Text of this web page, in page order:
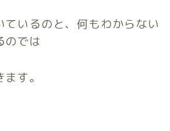
ているのと、何もわからない
のでは
す。